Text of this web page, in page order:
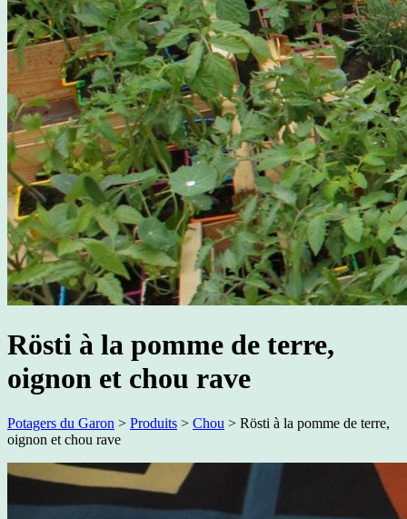
Rösti à la pomme de terre,
oignon et chou rave
Potagers du Garon > Produits > Chou > Rösti à la pomme de terre,
oignon et chou rave